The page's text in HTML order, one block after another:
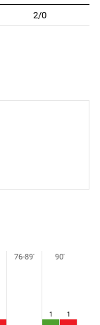
2/0
1 1
76-89' 90'